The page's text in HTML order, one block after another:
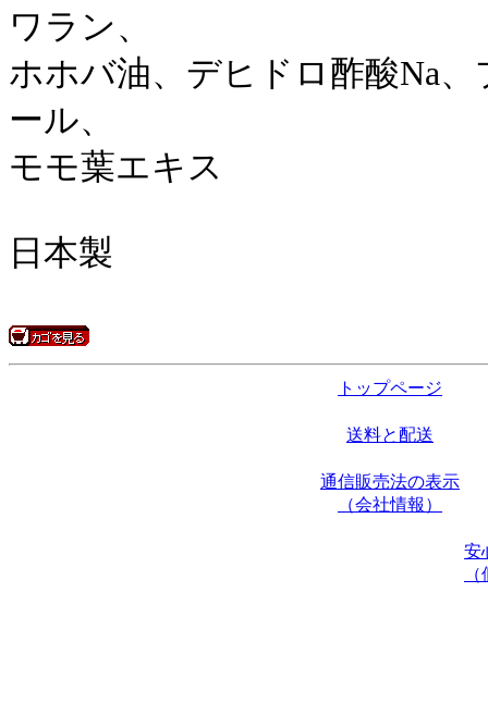
ワラン、
ホホバ油、デヒドロ酢酸Na
ール、
モモ葉エキス
日本製
トップページ
送料と配送
通信販売法の表示
（会社情報）
安